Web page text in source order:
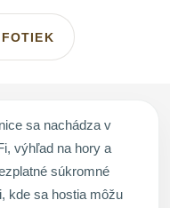
sa nachádza v
výhľad na hory a
súkromné
kde sa hostia môžu